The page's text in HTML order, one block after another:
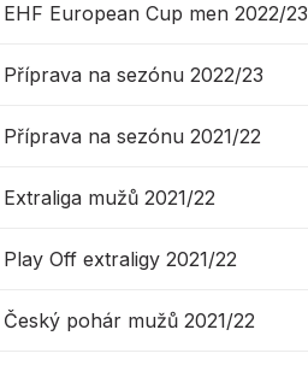
EHF European Cup men 2022/23
Příprava na sezónu 2022/23
Příprava na sezónu 2021/22
Extraliga mužů 2021/22
Play Off extraligy 2021/22
Český pohár mužů 2021/22